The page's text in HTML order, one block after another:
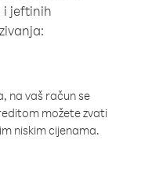
i jeftinih
na vaš račun se
možete zvati
niskim cijenama.